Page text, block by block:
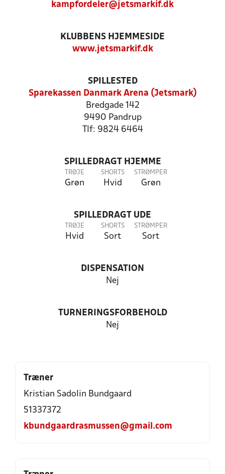
kampfordeler@jetsmarkif.dk
KLUBBENS HJEMMESIDE
www.jetsmarkif.dk
SPILLESTED
Sparekassen Danmark Arena (Jetsmark)
Bredgade 142
9490 Pandrup
Tlf: 9824 6464
SPILLEDRAGT HJEMME
TRØJE
Grøn
SHORTS
Hvid
STRØMPER
Grøn
SPILLEDRAGT UDE
TRØJE
Hvid
SHORTS
Sort
STRØMPER
Sort
DISPENSATION
Nej
TURNERINGSFORBEHOLD
Nej
Træner
Kristian Sadolin Bundgaard
51337372
kbundgaardrasmussen@gmail.com